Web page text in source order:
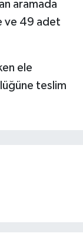
aramada
ve 49 adet
ele
teslim